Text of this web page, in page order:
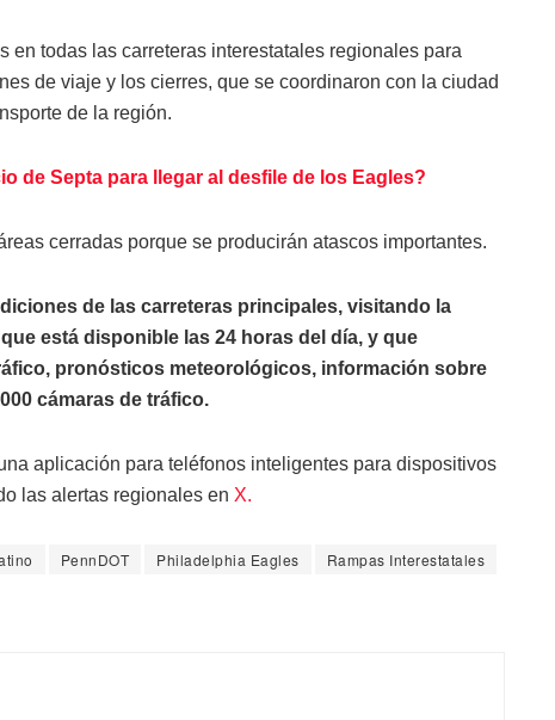
en todas las carreteras interestatales regionales para
de viaje y los cierres, que se coordinaron con la ciudad
de la región.
de Septa para llegar al desfile de los Eagles?
cerradas porque se producirán atascos importantes.
de las carreteras principales, visitando la
está disponible las 24 horas del día, y que
pronósticos meteorológicos, información sobre
cámaras de tráfico.
aplicación para teléfonos inteligentes para dispositivos
las alertas regionales en X.
PennDOT Philadelphia Eagles
Rampas Interestatales